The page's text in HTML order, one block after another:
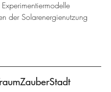
der Solarenergienutzung